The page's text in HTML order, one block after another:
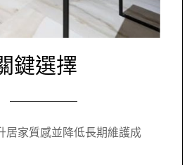
鍵選擇
居家質感並降低長期維護成